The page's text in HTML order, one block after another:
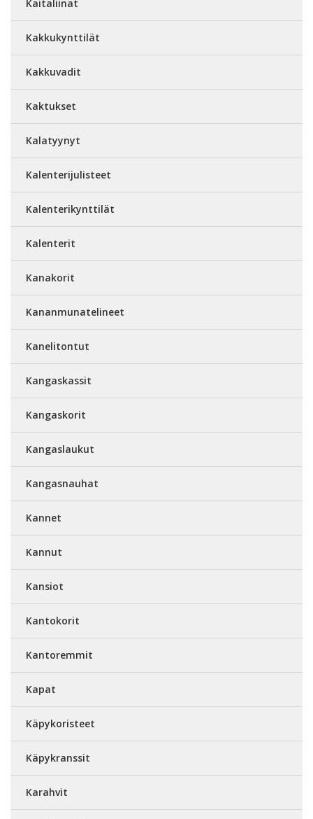
Kaitaliinat
Kakkukynttilät
Kakkuvadit
Kaktukset
Kalatyynyt
Kalenterijulisteet
Kalenterikynttilät
Kalenterit
Kanakorit
Kananmunatelineet
Kanelitontut
Kangaskassit
Kangaskorit
Kangaslaukut
Kangasnauhat
Kannet
Kannut
Kansiot
Kantokorit
Kantoremmit
Kapat
Käpykoristeet
Käpykranssit
Karahvit